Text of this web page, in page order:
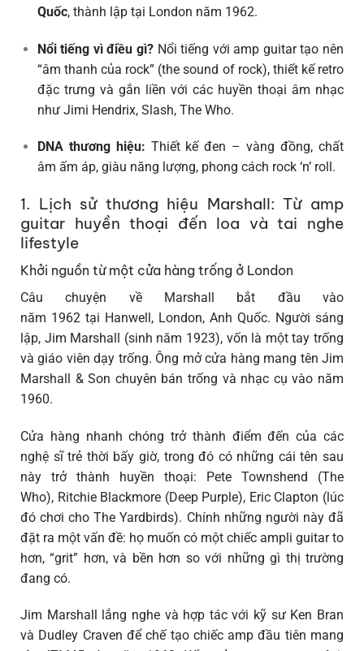
Quốc, thành lập tại London năm 1962.
Nổi tiếng vì điều gì? Nổi tiếng với amp guitar tạo nên
“âm thanh của rock” (the sound of rock), thiết kế retro
đặc trưng và gắn liền với các huyền thoại âm nhạc
như Jimi Hendrix, Slash, The Who.
DNA thương hiệu: Thiết kế đen – vàng đồng, chất
âm ấm áp, giàu năng lượng, phong cách rock ‘n’ roll.
1. Lịch sử thương hiệu Marshall: Từ amp
guitar huyền thoại đến loa và tai nghe
lifestyle
Khởi nguồn từ một cửa hàng trống ở London
Câu chuyện về Marshall bắt đầu vào
năm 1962 tại Hanwell, London, Anh Quốc. Người sáng
lập, Jim Marshall (sinh năm 1923), vốn là một tay trống
và giáo viên dạy trống. Ông mở cửa hàng mang tên Jim
Marshall & Son chuyên bán trống và nhạc cụ vào năm
1960.
Cửa hàng nhanh chóng trở thành điểm đến của các
nghệ sĩ trẻ thời bấy giờ, trong đó có những cái tên sau
này trở thành huyền thoại: Pete Townshend (The
Who), Ritchie Blackmore (Deep Purple), Eric Clapton (lúc
đó chơi cho The Yardbirds). Chính những người này đã
đặt ra một vấn đề: họ muốn có một chiếc ampli guitar to
hơn, “grit” hơn, và bền hơn so với những gì thị trường
đang có.
Jim Marshall lắng nghe và hợp tác với kỹ sư Ken Bran
và Dudley Craven để chế tạo chiếc amp đầu tiên mang